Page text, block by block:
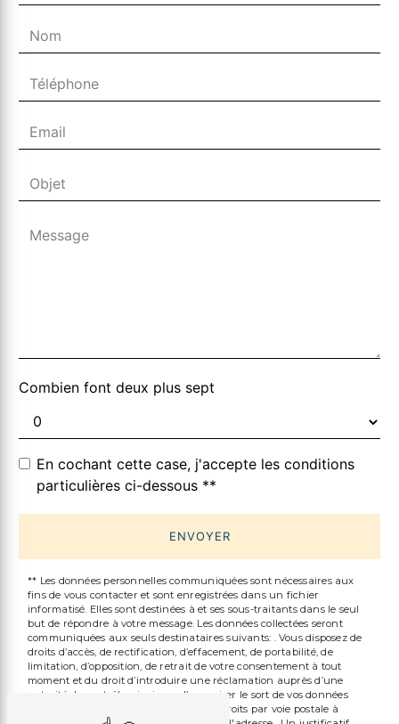
Combien font deux plus sept
En cochant cette case, j'accepte les conditions
particulières ci-dessous **
ENVOYER
** Les données personnelles communiquées sont nécessaires aux
fins de vous contacter et sont enregistrées dans un fichier
informatisé. Elles sont destinées à et ses sous-traitants dans le seul
but de répondre à votre message. Les données collectées seront
communiquées aux seuls destinataires suivants: . Vous disposez de
droits d’accès, de rectification, d’effacement, de portabilité, de
limitation, d’opposition, de retrait de votre consentement à tout
moment et du droit d’introduire une réclamation auprès d’une
autorité de contrôle, ainsi que d’organiser le sort de vos données
post-mortem. Vous pouvez exercer ces droits par voie postale à